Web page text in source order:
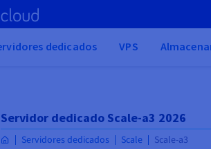
dedicados VPS
Servidor dedicado Scale-a3 2026
Servidores dedicados Scale Scale-a3